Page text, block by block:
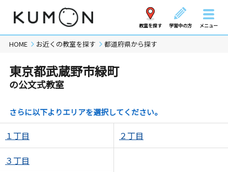
教室を探す 学習中の方 メニュー
HOME お近くの教室を探す 都道府県から探す
東京都武蔵野市緑町
の公文式教室
さらに以下よりエリアを選択してください。
１丁目 ２丁目
３丁目